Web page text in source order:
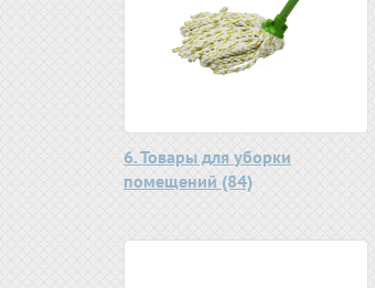
6. Товары для уборки
помещений (84)